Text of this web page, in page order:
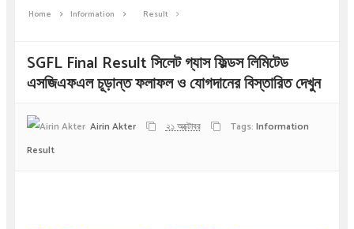
Home Information Result
SGFL Final Result সিলেট গ্যাস ফিল্ডস লিমিটেড
এসজিএফএল চূড়ান্ত ফলাফল ও যোগদানের বিস্তারিত দেখুন
Airin Akter ২১ অক্টোবর Tags: Information
Result